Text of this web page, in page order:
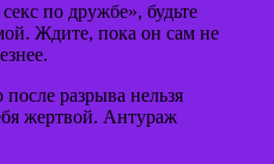
по дружбе», будьте
Ждите, пока он сам не
разрыва нельзя
жертвой. Антураж